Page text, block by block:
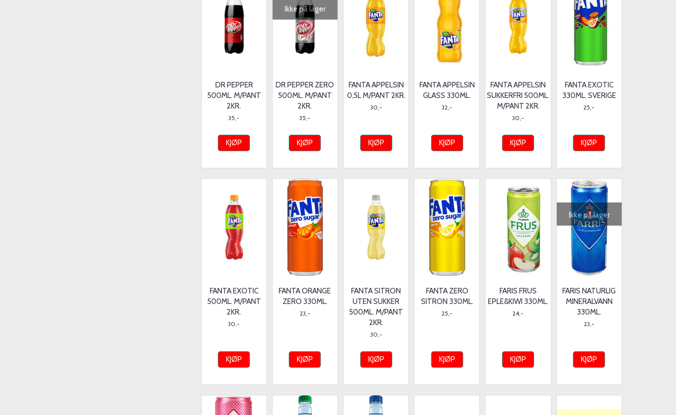
DR PEPPER
500ML. M/PANT
2KR.
35,-
KJØP
Ikke på lager
DR PEPPER ZERO
500ML. M/PANT
2KR.
35,-
KJØP
FANTA APPELSIN
0,5L M/PANT 2KR.
30,-
KJØP
FANTA APPELSIN
GLASS 330ML.
32,-
KJØP
FANTA APPELSIN
SUKKERFRI 500ML.
M/PANT 2KR.
30,-
KJØP
FANTA EXOTIC
330ML. SVERIGE
25,-
KJØP
FANTA EXOTIC
500ML. M/PANT
2KR.
30,-
KJØP
FANTA ORANGE
ZERO 330ML.
23,-
KJØP
FANTA SITRON
UTEN SUKKER
500ML. M/PANT
2KR.
30,-
KJØP
FANTA ZERO
SITRON 330ML.
25,-
KJØP
FARIS FRUS
EPLE&KIWI 330ML.
24,-
KJØP
Ikke på lager
FARIS NATURLIG
MINERALVANN
330ML.
23,-
KJØP